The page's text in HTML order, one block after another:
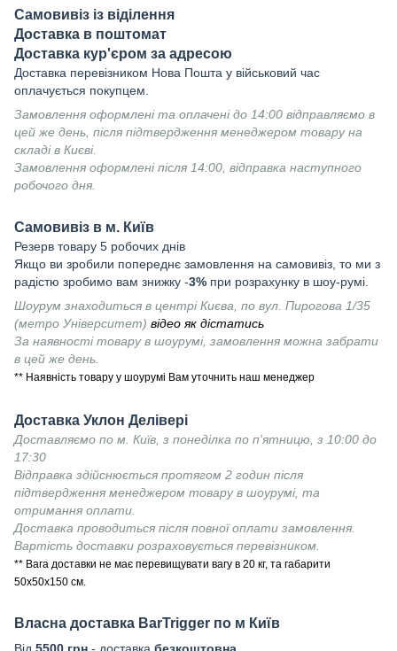
Самовивіз із віділення
Доставка в поштомат
Доставка кур'єром за адресою
Доставка перевізником Нова Пошта у військовий час
оплачується покупцем.
Замовлення оформлені та оплачені до 14:00 відправляємо в
цей же день, після підтвердження менеджером товару на
складі в Києві.
Замовлення оформлені після 14:00, відправка наступного
робочого дня.
Самовивіз в м. Київ
Резерв товару 5 робочих днів
Якщо ви зробили попереднє замовлення на самовивіз, то ми з
радістю зробимо вам знижку -3% при розрахунку в шоу-румі.
Шоурум знаходиться в центрі Києва, по вул. Пирогова 1/35
(метро Університет) відео як дістатись
За наявності товару в шоурумі, замовлення можна забрати
в цей же день.
** Наявність товару у шоурумі Вам уточнить наш менеджер
Доставка Уклон Делівері
Доставляємо по м. Київ, з понеділка по п'ятницю, з 10:00 до
17:30
Відправка здійснюється протягом 2 годин після
підтвердження менеджером товару в шоурумі, та
отримання оплати.
Доставка проводиться після повної оплати замовлення.
Вартість доставки розраховується перевізником.
** Вага доставки не має перевищувати вагу в 20 кг, та габарити
50х50х150 см.
Власна доставка BarTrigger по м Київ